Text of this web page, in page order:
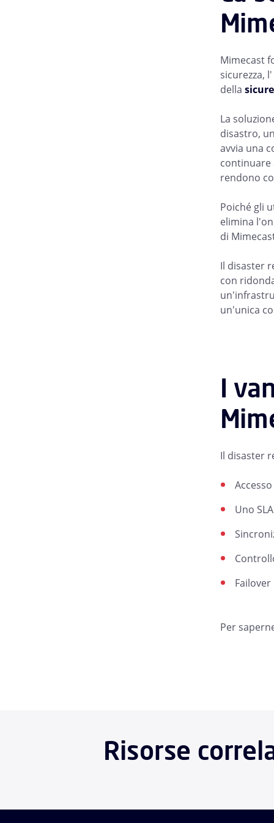
Mimecast
sicurezza, l'
della
La
disastro,
avvia una
continuare
rendono
Poiché gli
elimina
di
Il disaster
con
un'unica
I
Il disaster
Uno
Per
Risorse